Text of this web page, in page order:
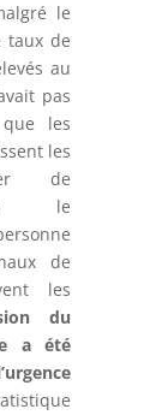
le
taux de
au
pas
les
les
de
le
de
les
du
a été